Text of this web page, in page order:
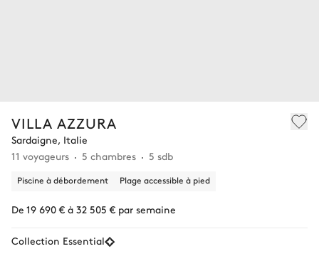
VILLA AZZURA
Sardaigne, Italie
11 voyageurs
5 chambres 5 sdb
Piscine à débordement Plage accessible à pied
De 19 690 € à 32 505 € par semaine
Collection Essential